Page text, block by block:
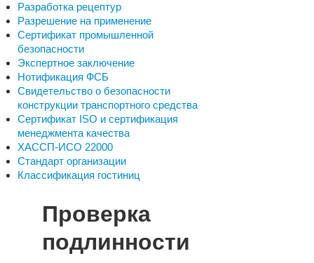
Разработка рецептур
Разрешение на применение
Сертификат промышленной
безопасности
Экспертное заключение
Нотификация ФСБ
Свидетельство о безопасности
конструкции транспортного средства
Сертификат ISO и сертификация
менеджмента качества
ХАССП-ИСО 22000
Стандарт организации
Классификация гостиниц
Проверка
подлинности